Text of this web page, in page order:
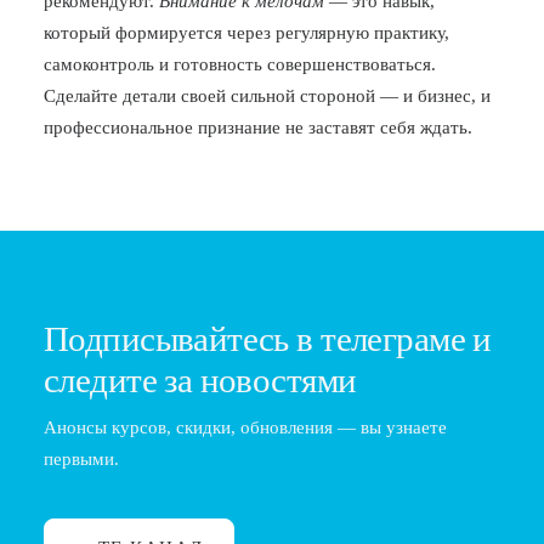
который формируется через регулярную практику,
самоконтроль и готовность совершенствоваться.
Сделайте детали своей сильной стороной — и бизнес, и
профессиональное признание не заставят себя ждать.
Подписывайтесь в телеграме и
следите за новостями
Анонсы курсов, скидки, обновления — вы узнаете
первыми.